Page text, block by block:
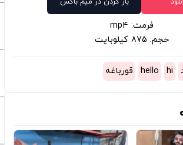
باز کردن در میم باکس
فرمت: mp4
حجم: 875 کیلوبایت
hi
hello قورباغه